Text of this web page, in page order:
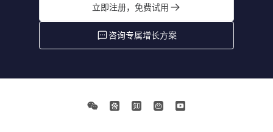
立即注册，免费试用
咨询专属增长方案